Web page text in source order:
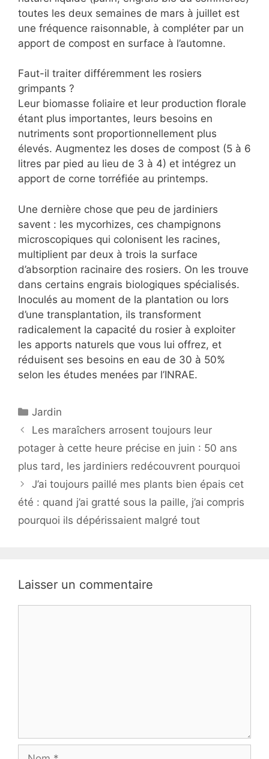
toutes les deux semaines de mars à juillet est
une fréquence raisonnable, à compléter par un
apport de compost en surface à l’automne.
Faut-il traiter différemment les rosiers
grimpants ?
Leur biomasse foliaire et leur production florale
étant plus importantes, leurs besoins en
nutriments sont proportionnellement plus
élevés. Augmentez les doses de compost (5 à 6
litres par pied au lieu de 3 à 4) et intégrez un
apport de corne torréfiée au printemps.
Une dernière chose que peu de jardiniers
savent : les mycorhizes, ces champignons
microscopiques qui colonisent les racines,
multiplient par deux à trois la surface
d’absorption racinaire des rosiers. On les trouve
dans certains engrais biologiques spécialisés.
Inoculés au moment de la plantation ou lors
d’une transplantation, ils transforment
radicalement la capacité du rosier à exploiter
les apports naturels que vous lui offrez, et
réduisent ses besoins en eau de 30 à 50%
selon les études menées par l’INRAE.
Catégories
Jardin
Les maraîchers arrosent toujours leur
potager à cette heure précise en juin : 50 ans
plus tard, les jardiniers redécouvrent pourquoi
J’ai toujours paillé mes plants bien épais cet
été : quand j’ai gratté sous la paille, j’ai compris
pourquoi ils dépérissaient malgré tout
Laisser un commentaire